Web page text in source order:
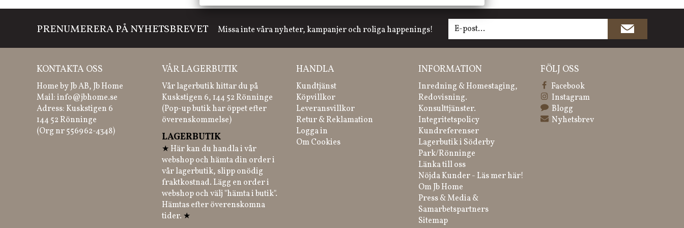
PRENUMERERA PÅ NYHETSBREVET Missa inte våra nyheter, kampanjer och roliga happenings!
KONTAKTA OSS
Home by Jb AB, Jb Home
Mail:info@jbhome.se
Adress: Kuskstigen 6
144 52 Rönninge
(Org nr 556962-4348)
VÅR LAGERBUTIK
Vår lagerbutik hittar du på
Kuskstigen 6, 144 52 Rönninge
(Pop-up butik har öppet efter
överenskommelse)
LAGERBUTIK
★ Här kan du handla i vår
webshop och hämta din order i
vår lagerbutik, slipp onödig
fraktkostnad. Lägg en order i
webshop och välj "hämta i butik".
Hämtas efter överenskomna
tider. ★
HANDLA
Kundtjänst
Köpvillkor
Leveransvillkor
Retur & Reklamation
Logga in
Om Cookies
INFORMATION
Inredning & Homestaging,
Redovisning.
Konsulttjänster.
Integritetspolicy
Kundreferenser
Lagerbutik i Söderby
Park/Rönninge
Länka till oss
Nöjda Kunder - Läs mer här!
Om Jb Home
Press & Media &
Samarbetspartners
Sitemap
FÖLJ OSS
Facebook
Instagram
Blogg
Nyhetsbrev